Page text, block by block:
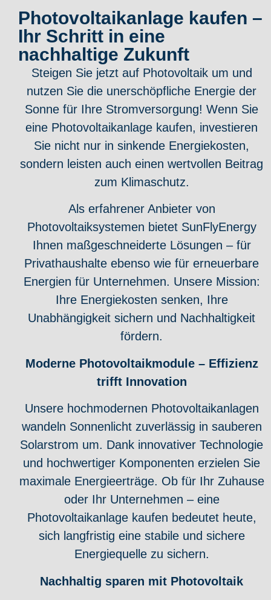
Photovoltaikanlage kaufen –
Ihr Schritt in eine
nachhaltige Zukunft
Steigen Sie jetzt auf Photovoltaik um und
nutzen Sie die unerschöpfliche Energie der
Sonne für Ihre Stromversorgung! Wenn Sie
eine Photovoltaikanlage kaufen, investieren
Sie nicht nur in sinkende Energiekosten,
sondern leisten auch einen wertvollen Beitrag
zum Klimaschutz.
Als erfahrener Anbieter von
Photovoltaiksystemen bietet SunFlyEnergy
Ihnen maßgeschneiderte Lösungen – für
Privathaushalte ebenso wie für erneuerbare
Energien für Unternehmen. Unsere Mission:
Ihre Energiekosten senken, Ihre
Unabhängigkeit sichern und Nachhaltigkeit
fördern.
Moderne Photovoltaikmodule – Effizienz
trifft Innovation
Unsere hochmodernen Photovoltaikanlagen
wandeln Sonnenlicht zuverlässig in sauberen
Solarstrom um. Dank innovativer Technologie
und hochwertiger Komponenten erzielen Sie
maximale Energieerträge. Ob für Ihr Zuhause
oder Ihr Unternehmen – eine
Photovoltaikanlage kaufen bedeutet heute,
sich langfristig eine stabile und sichere
Energiequelle zu sichern.
Nachhaltig sparen mit Photovoltaik